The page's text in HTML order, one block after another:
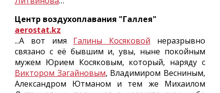
Центр воздухоплавания "Галлея"
aerostat.kz
...А вот имя Галины Косяковой неразрывно
связано с её бывшим и, увы, ныне покойным
мужем Юрием Косяковым, который, наряду с
Виктором Загайновым, Владимиром Весниным,
Александром Ютманом и тем же Михаилом